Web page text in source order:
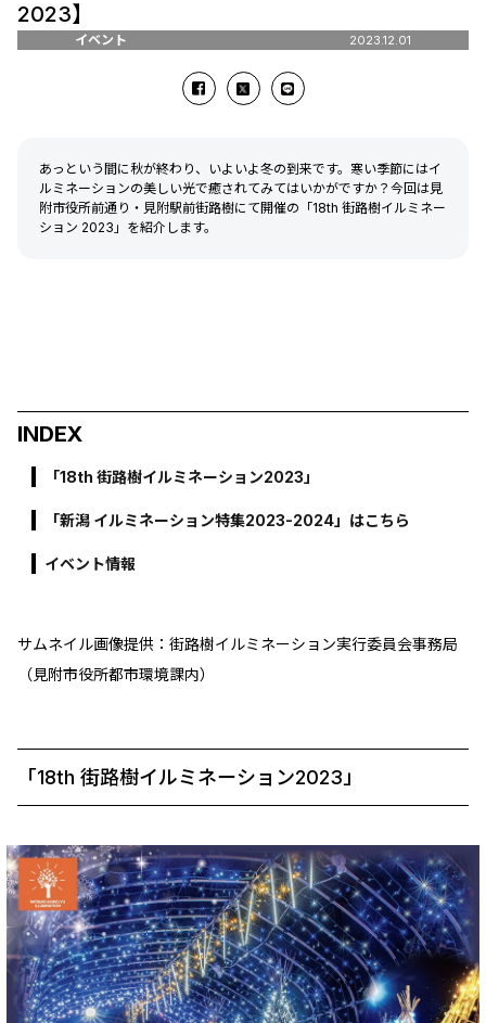
2023】
イベント 2023.12.01
あっという間に秋が終わり、いよいよ冬の到来です。寒い季節にはイ
ルミネーションの美しい光で癒されてみてはいかがですか？今回は見
附市役所前通り・見附駅前街路樹にて開催の「18th 街路樹イルミネー
ション 2023」を紹介します。
INDEX
「18th 街路樹イルミネーション2023」
「新潟 イルミネーション特集2023-2024」はこちら
イベント情報
サムネイル画像提供：街路樹イルミネーション実行委員会事務局
（見附市役所都市環境課内）
「18th 街路樹イルミネーション2023」